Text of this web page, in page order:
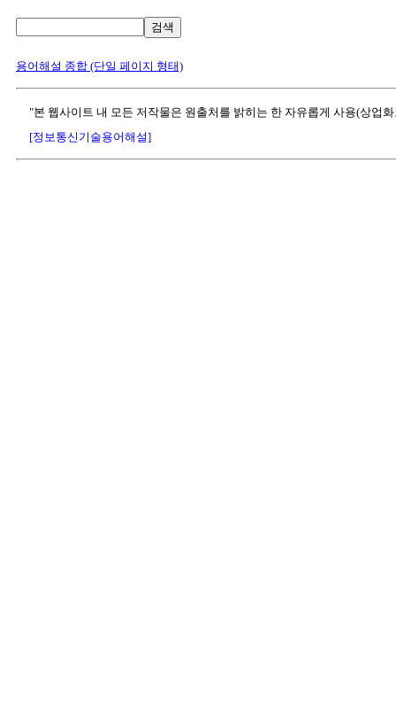
검색
용어해설 종합 (단일 페이지 형태)
"본 웹사이트 내 모든 저작물은 원출처를 밝히는 한 자유롭게 사용(상업
[정보통신기술용어해설]